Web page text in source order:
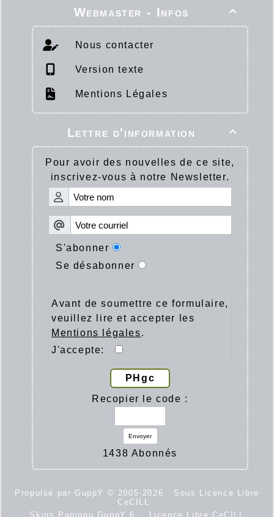

Webmaster - Infos
Nous contacter
Version texte
Mentions Légales

Lettre d'information
Pour avoir des nouvelles de ce site,
inscrivez-vous à notre Newsletter.
S'abonner
Se désabonner
Avant de soumettre ce formulaire,
veuillez lire et accepter les
Mentions légales.
J'accepte:
PHgc
Recopier le code :
Envoyer
1438 Abonnés
Propulsé par GuppY © 2005-2026
Sous Licence Libre
CeCILL
Skins Papinou GuppY 6
Licence Libre CeCILL